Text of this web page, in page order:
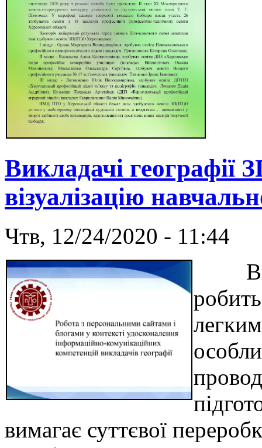
Викладачі
візуалізацію
Чтв, 12/24/2020 - 11:44
вимагає суттєвої